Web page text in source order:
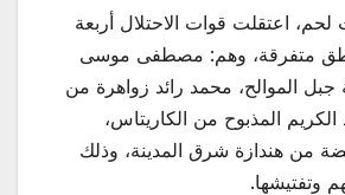
اعتقلت قوات الاحتلال أربعة
متفرقة، وهم: مصطفى موسى
الموالح، محمد رائد زواهرة من
الكريم المذبوح من الكاريتاس،
من هندازة شرق المدينة، وذلك
وتفتيشها.